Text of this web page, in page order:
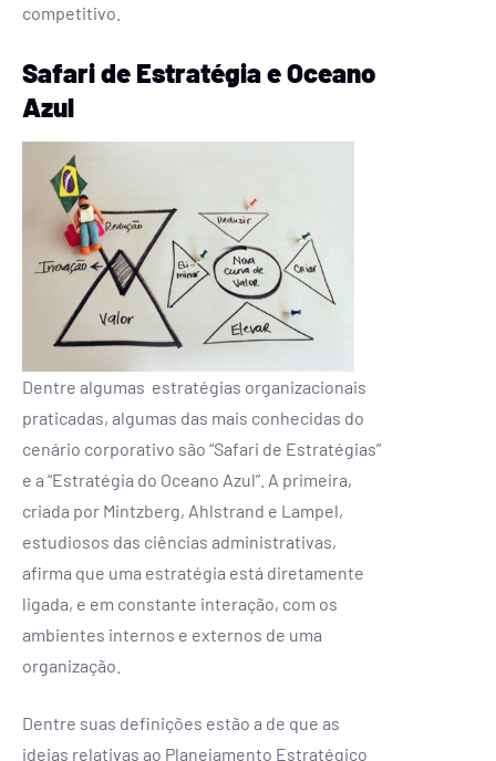
competitivo.
Safari de Estratégia e Oceano
Azul
Dentre algumas estratégias organizacionais
praticadas, algumas das mais conhecidas do
cenário corporativo são “Safari de Estratégias”
e a “Estratégia do Oceano Azul”. A primeira,
criada por Mintzberg, Ahlstrand e Lampel,
estudiosos das ciências administrativas,
afirma que uma estratégia está diretamente
ligada, e em constante interação, com os
ambientes internos e externos de uma
organização.
Dentre suas definições estão a de que as
ideias relativas ao Planejamento Estratégico